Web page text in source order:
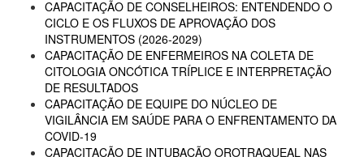
CAPACITAÇÃO DE CONSELHEIROS: ENTENDENDO O
CICLO E OS FLUXOS DE APROVAÇÃO DOS
INSTRUMENTOS (2026-2029)
CAPACITAÇÃO DE ENFERMEIROS NA COLETA DE
CITOLOGIA ONCÓTICA TRÍPLICE E INTERPRETAÇÃO
DE RESULTADOS
CAPACITAÇÃO DE EQUIPE DO NÚCLEO DE
VIGILÂNCIA EM SAÚDE PARA O ENFRENTAMENTO DA
COVID-19
CAPACITAÇÃO DE INTUBAÇÃO OROTRAQUEAL NAS